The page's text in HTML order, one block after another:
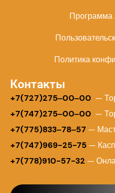
Программа
Политика
Контакты
+7(727)275‒00‒00 —
+7(747)275‒00‒00 —
+7(775)833‒78‒57 —
+7(747)969-25-75 —
+7(778)910-57-32 —